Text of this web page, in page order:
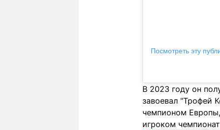
Посмотреть эту
В 2023 году он
завоевал "Трофей
чемпионом
игроком